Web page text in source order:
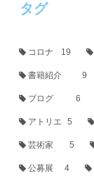
タグ
コロナ 19
書籍紹介 9
ブログ 6
アトリエ 5
芸術家 5
公募展 4